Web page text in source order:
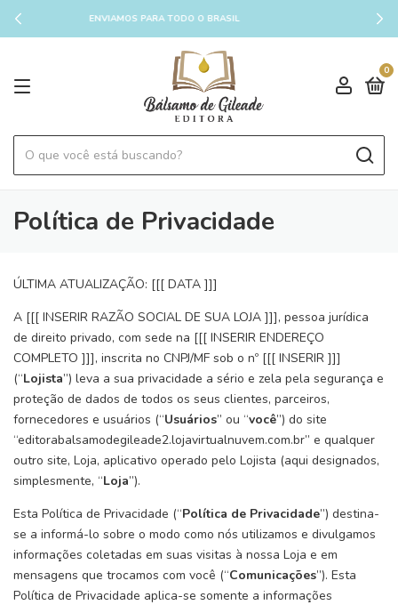
ENVIAMOS PARA TODO O BRASIL
0
Política de Privacidade
ÚLTIMA ATUALIZAÇÃO: [[[ DATA ]]]
A [[[ INSERIR RAZÃO SOCIAL DE SUA LOJA ]]], pessoa jurídica
de direito privado, com sede na [[[ INSERIR ENDEREÇO
COMPLETO ]]], inscrita no CNPJ/MF sob o nº [[[ INSERIR ]]]
(“Lojista”) leva a sua privacidade a sério e zela pela segurança e
proteção de dados de todos os seus clientes, parceiros,
fornecedores e usuários (“Usuários” ou “você”) do site
“editorabalsamodegileade2.lojavirtualnuvem.com.br” e qualquer
outro site, Loja, aplicativo operado pelo Lojista (aqui designados,
simplesmente, “Loja”).
Esta Política de Privacidade (“Política de Privacidade”) destina-
se a informá-lo sobre o modo como nós utilizamos e divulgamos
informações coletadas em suas visitas à nossa Loja e em
mensagens que trocamos com você (“Comunicações”). Esta
Política de Privacidade aplica-se somente a informações